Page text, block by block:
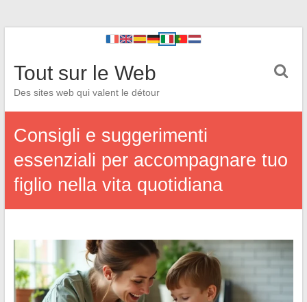
Tout sur le Web
Des sites web qui valent le détour
Consigli e suggerimenti
essenziali per accompagnare tuo
figlio nella vita quotidiana